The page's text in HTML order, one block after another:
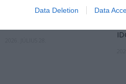
Data Deletion Data
ÍGY SEGÍTHET A TECHNIKA A